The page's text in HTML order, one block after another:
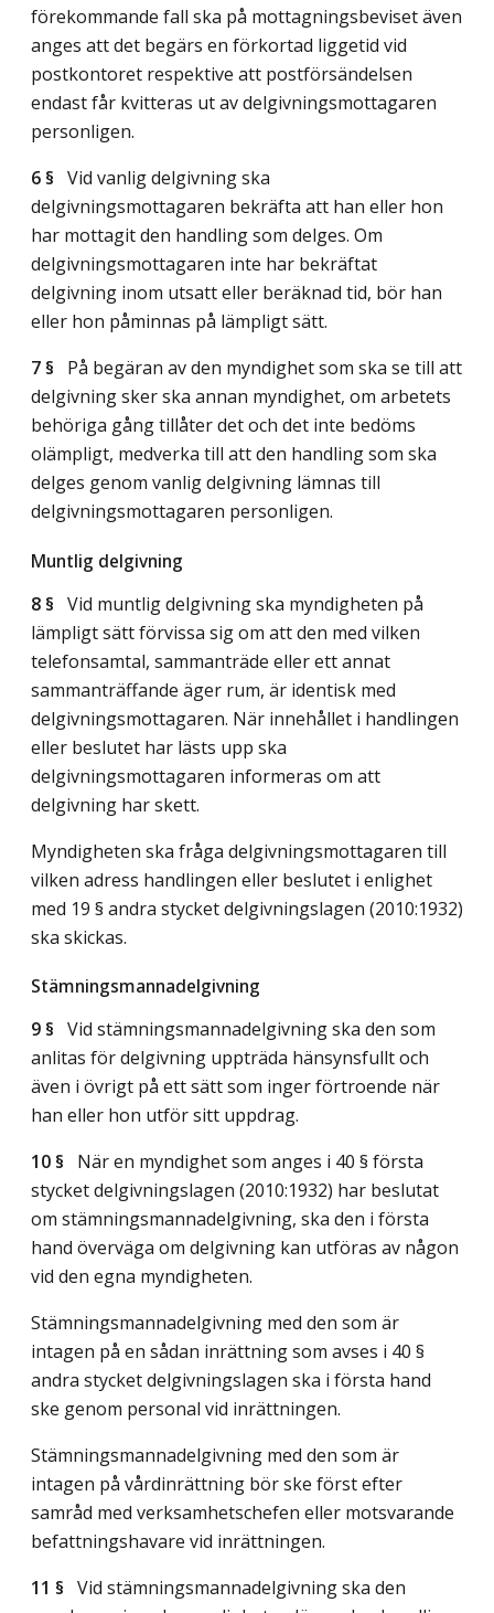
förekommande fall ska på mottagningsbeviset även
anges att det begärs en förkortad liggetid vid
postkontoret respektive att postförsändelsen
endast får kvitteras ut av delgivningsmottagaren
personligen.
6 § Vid vanlig delgivning ska
delgivningsmottagaren bekräfta att han eller hon
har mottagit den handling som delges. Om
delgivningsmottagaren inte har bekräftat
delgivning inom utsatt eller beräknad tid, bör han
eller hon påminnas på lämpligt sätt.
7 § På begäran av den myndighet som ska se till att
delgivning sker ska annan myndighet, om arbetets
behöriga gång tillåter det och det inte bedöms
olämpligt, medverka till att den handling som ska
delges genom vanlig delgivning lämnas till
delgivningsmottagaren personligen.
Muntlig delgivning
8 § Vid muntlig delgivning ska myndigheten på
lämpligt sätt förvissa sig om att den med vilken
telefonsamtal, sammanträde eller ett annat
sammanträffande äger rum, är identisk med
delgivningsmottagaren. När innehållet i handlingen
eller beslutet har lästs upp ska
delgivningsmottagaren informeras om att
delgivning har skett.
Myndigheten ska fråga delgivningsmottagaren till
vilken adress handlingen eller beslutet i enlighet
med 19 § andra stycket delgivningslagen (2010:1932)
ska skickas.
Stämningsmannadelgivning
9 § Vid stämningsmannadelgivning ska den som
anlitas för delgivning uppträda hänsynsfullt och
även i övrigt på ett sätt som inger förtroende när
han eller hon utför sitt uppdrag.
10 § När en myndighet som anges i 40 § första
stycket delgivningslagen (2010:1932) har beslutat
om stämningsmannadelgivning, ska den i första
hand överväga om delgivning kan utföras av någon
vid den egna myndigheten.
Stämningsmannadelgivning med den som är
intagen på en sådan inrättning som avses i 40 §
andra stycket delgivningslagen ska i första hand
ske genom personal vid inrättningen.
Stämningsmannadelgivning med den som är
intagen på vårdinrättning bör ske först efter
samråd med verksamhetschefen eller motsvarande
befattningshavare vid inrättningen.
11 § Vid stämningsmannadelgivning ska den